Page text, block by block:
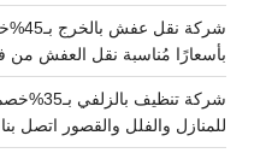
شركة
بأسعارًا مُناسبة نقل العفش من
شركة
للمنازل والفلل والقصور اتصل بنا